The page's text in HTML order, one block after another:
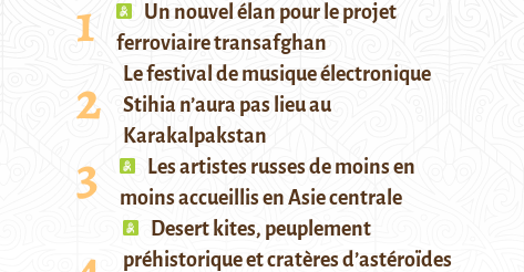
Un nouvel élan pour le projet
ferroviaire transafghan
Le festival de musique électronique
Stihia n’aura pas lieu au
Karakalpakstan
Les artistes russes de moins en
moins accueillis en Asie centrale
Desert kites, peuplement
préhistorique et cratères d’astéroïdes